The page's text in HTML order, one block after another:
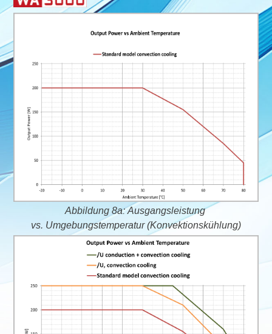
Abbildung 8a: Ausgangsleistung
vs. Umgebungstemperatur (Konvektionskühlung)